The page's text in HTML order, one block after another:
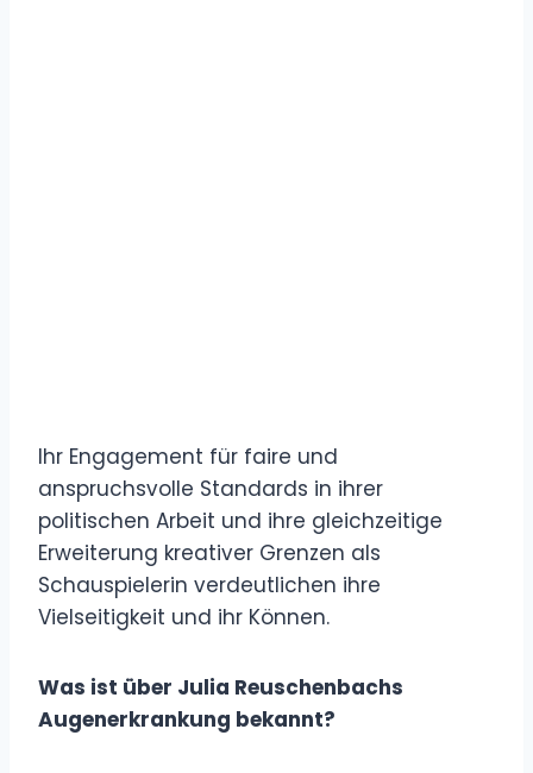
Ihr Engagement für faire und
anspruchsvolle Standards in ihrer
politischen Arbeit und ihre gleichzeitige
Erweiterung kreativer Grenzen als
Schauspielerin verdeutlichen ihre
Vielseitigkeit und ihr Können.
Was ist über Julia Reuschenbachs
Augenerkrankung bekannt?